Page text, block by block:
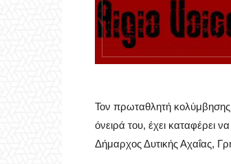
Τον πρωταθλητή
όνειρά του, έχει καταφέρει
Δήμαρχος Δυτικής Αχαΐας,